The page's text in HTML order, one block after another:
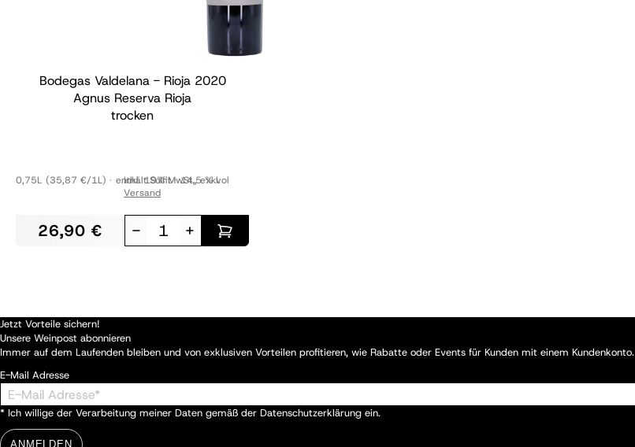
Bodegas Valdelana - Rioja 2020
Agnus Reserva Rioja
trocken
0,75L (35,87 €/1L) enthält Sulfit 14,5 % vol
26,90 €
Inkl. 19% MwSt.,exkl.
Versand
- +
Jetzt Vorteile sichern!
Unsere Weinpost abonnieren
Immer auf dem Laufenden bleiben und von exklusiven Vorteilen profitieren, wie Rabatte oder Events für Kunden mit einem Kundenkonto.
E-Mail Adresse
* Ich willige der Verarbeitung meiner Daten gemäß der Datenschutzerklärung ein.
ANMELDEN